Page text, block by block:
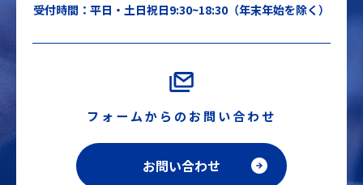
受付時間：平日・土日祝日9:30~18:30（年末年始を除く）
フォームからのお問い合わせ
お問い合わせ